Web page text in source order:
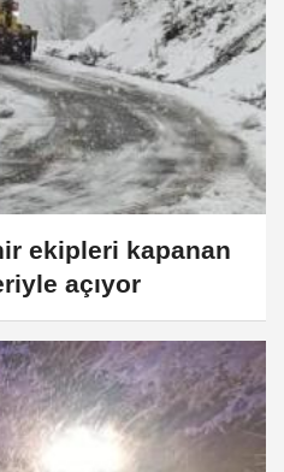
ekipleri kapanan
açıyor